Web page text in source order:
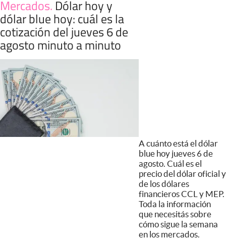
Mercados. Dólar hoy y
dólar blue hoy: cuál es la
cotización del jueves 6 de
agosto minuto a minuto
A cuánto está el dólar
blue hoy jueves 6 de
agosto. Cuál es el
precio del dólar oficial y
de los dólares
financieros CCL y MEP.
Toda la información
que necesitás sobre
cómo sigue la semana
en los mercados.